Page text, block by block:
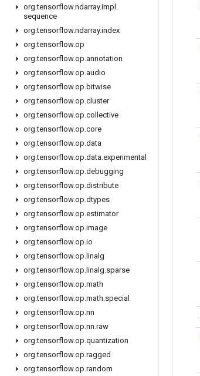
org.tensorflow.ndarray.impl .
sequence
org.tensorflow.ndarray.index
org.tensorflow.op
org.tensorflow.op.annotation
org.tensorflow.op.audio
org.tensorflow.op.bitwise
org.tensorflow.op.cluster
org.tensorflow.op.collective
org.tensorflow.op.core
org.tensorflow.op.data
org.tensorflow.op.data.experimental
org.tensorflow.op.debugging
org.tensorflow.op.distribute
org.tensorflow.op.dtypes
org.tensorflow.op.estimator
org.tensorflow.op.image
org.tensorflow.op.io
org.tensorflow.op. linalg
org.tensorflow.op. linalg.sparse
org.tensorflow.op.math
org.tensorflow.op.math.special
org.tensorflow.op.nn
org.tensorflow.op.nn.raw
org.tensorflow.op.quantization
org.tensorflow.op.ragged
org.tensorflow.op.random